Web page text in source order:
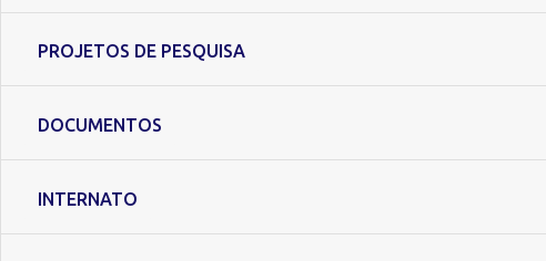
PROJETOS DE PESQUISA
DOCUMENTOS
INTERNATO